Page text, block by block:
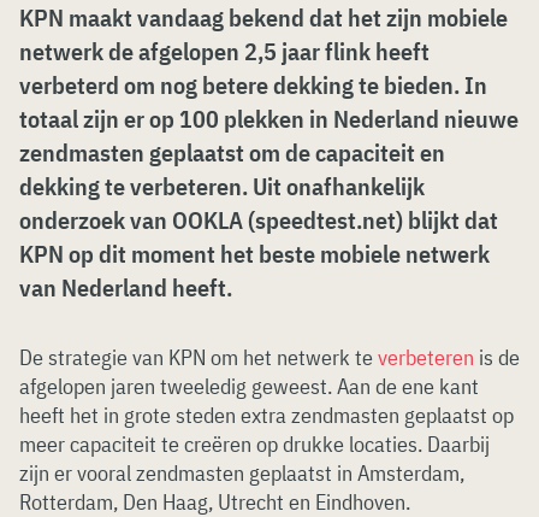
KPN maakt vandaag bekend dat het zijn mobiele
netwerk de afgelopen 2,5 jaar flink heeft
verbeterd om nog betere dekking te bieden. In
totaal zijn er op 100 plekken in Nederland nieuwe
zendmasten geplaatst om de capaciteit en
dekking te verbeteren. Uit onafhankelijk
onderzoek van OOKLA (speedtest.net) blijkt dat
KPN op dit moment het beste mobiele netwerk
van Nederland heeft.
De strategie van KPN om het netwerk teverbeteren is de
afgelopen jaren tweeledig geweest. Aan de ene kant
heeft het in grote steden extra zendmasten geplaatst op
meer capaciteit te creëren op drukke locaties. Daarbij
zijn er vooral zendmasten geplaatst in Amsterdam,
Rotterdam, Den Haag, Utrecht en Eindhoven.